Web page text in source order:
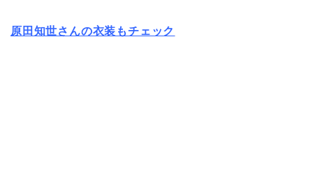
原田知世さんの衣装もチェック